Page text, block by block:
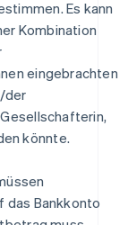
Es kann
Kombination
eingebrachten
der
könnte.
das Bankkonto